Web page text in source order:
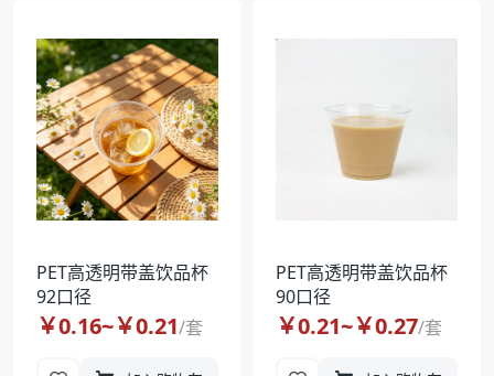
PET高透明带盖饮品杯
92口径
￥0.16~￥0.21/套
PET高透明带盖饮品杯
90口径
￥0.21~￥0.27/套